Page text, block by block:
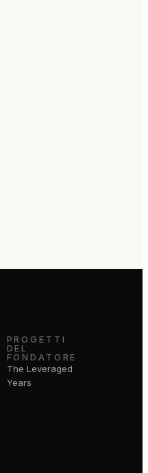
PROGETTI
DEL
FONDATORE
The Leveraged
Years